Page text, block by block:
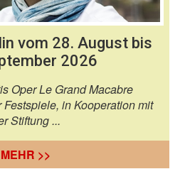
vom 28. August bis
2026
Oper Le Grand Macabre
in Kooperation mit
Stiftung ...
MEHR >>